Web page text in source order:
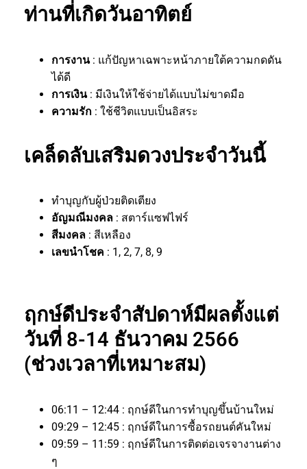
ท่านที่เกิดวันอาทิตย์
การงาน: แก้ปัญหาเฉพาะหน้าภายใต้ความกดดัน
ได้ดี
การเงิน: มีเงินให้ใช้จ่ายได้แบบไม่ขาดมือ
ความรัก : ใช้ชีวิตแบบเป็นอิสระ
เคล็ดลับเสริมดวงประจำวันนี้
ทำบุญกับผู้ป่วยติดเตียง
อัญมณีมงคล : สตาร์แซฟไฟร์
สีมงคล : สีเหลือง
เลขนำโชค : 1, 2, 7, 8, 9
ฤกษ์ดีประจำสัปดาห์มีผลตั้งแต่
วันที่ 8-14 ธันวาคม 2566
(ช่วงเวลาที่เหมาะสม)
06:11 – 12:44 : ฤกษ์ดีในการทำบุญขึ้นบ้านใหม่
09:29 – 12:45 : ฤกษ์ดีในการซื้อรถยนต์คันใหม่
09:59 – 11:59 : ฤกษ์ดีในการติดต่อเจรจางานต่าง
ๆ